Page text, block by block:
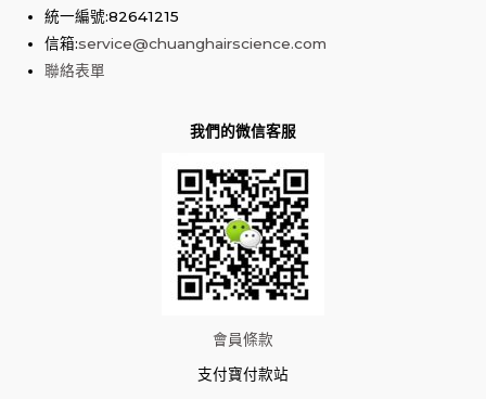
統一編號:82641215
信箱:service@chuanghairscience.com
聯絡表單
我們的微信客服
會員條款
支付寶付款站